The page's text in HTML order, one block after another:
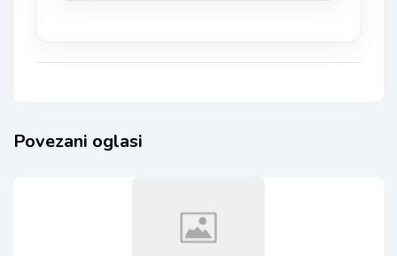
Povezani oglasi